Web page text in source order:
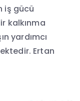
iş gücü
kalkınma
yardımcı
Ertan